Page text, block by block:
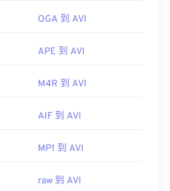
OGA 到 AVI
APE 到 AVI
M4R 到 AVI
AIF 到 AVI
MP1 到 AVI
raw 到 AVI